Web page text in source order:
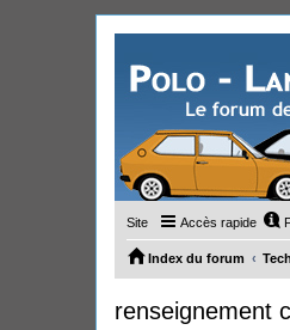
Site Accès rapide
Index du forum
renseignement